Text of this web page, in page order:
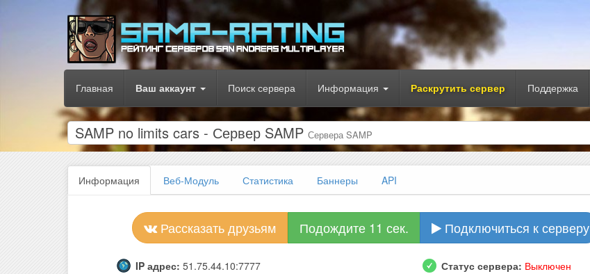
Главная Ваш аккаунт Поиск сервера Информация Раскрутить сервер Поддержка
SAMP no limits cars - Сервер SAMP Сервера SAMP
Информация Веб-Модуль Статистика Баннеры API
Рассказать друзьям Подождите 10 сек. Подключиться к серверу
IP адрес: 51.75.44.10:7777 Статус сервера: Выключен